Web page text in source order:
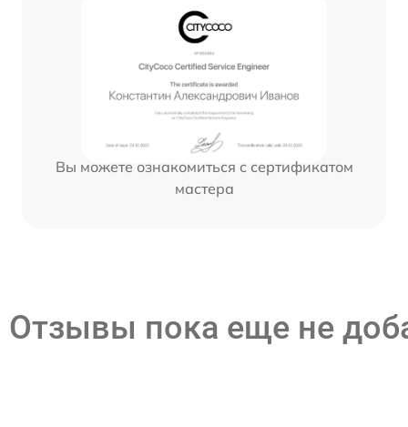
Вы можете ознакомиться с сертификатом
мастера
Отзывы пока еще не